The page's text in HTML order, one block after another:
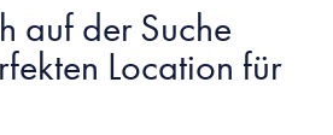
auf der Suche
Location für